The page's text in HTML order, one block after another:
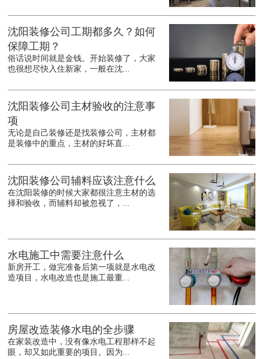
沈阳装修公司工期都多久？如何
保障工期？
俗话说时间就是金钱。开始装修了，大家
也很想尽快入住新家，一般在沈...
沈阳装修公司主材验收的注意事
项
无论是自己装修还是找装修公司，主材都
是装修中的重点，主材的好坏直...
沈阳装修公司辅料应该注意什么
在沈阳装修的时候大家都很注意主材的选
择和验收，而辅料却被忽视了，...
水电施工中需要注意什么
新房开工，做完准备后第一项就是水电改
造项目，水电改造也是施工最重...
房屋改造装修水电的全步骤
在家装改造中，没有像水电工程那样不起
眼，却又如此重要的项目。因为...